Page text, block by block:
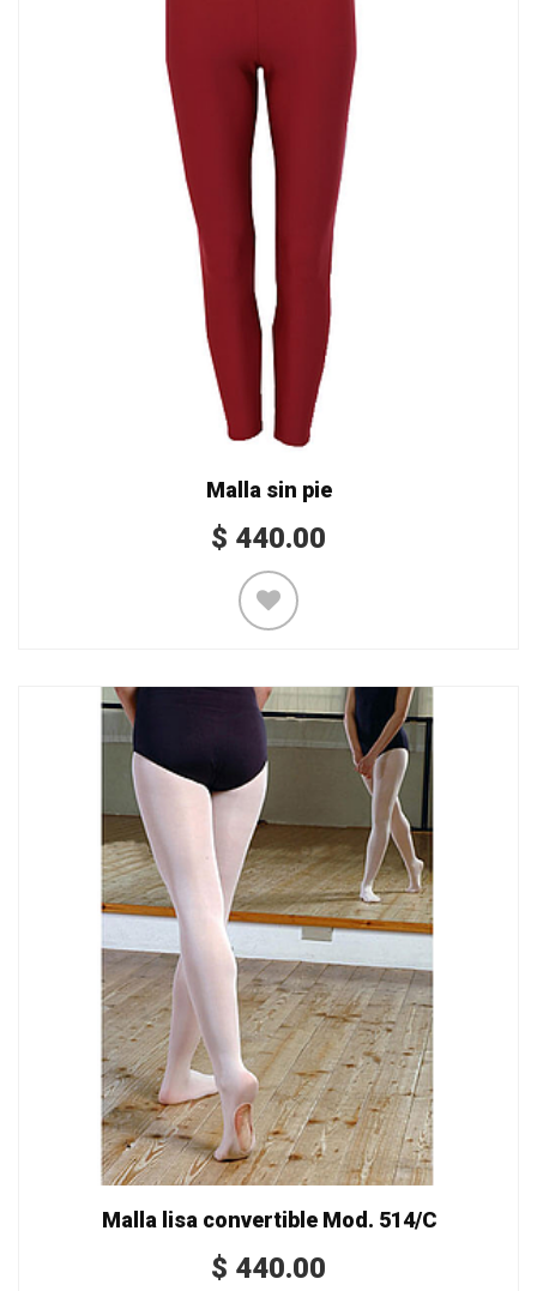
Malla sin pie
$ 440.00
Malla lisa convertible Mod. 514/C
$ 440.00